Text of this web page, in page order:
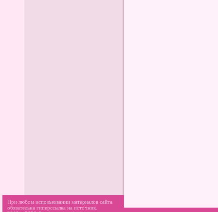
При любом использовании материалов сайта
обязательна гиперссылка на источник.